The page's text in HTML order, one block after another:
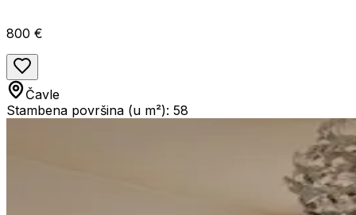
800 €
Čavle
Stambena površina (u m²): 58